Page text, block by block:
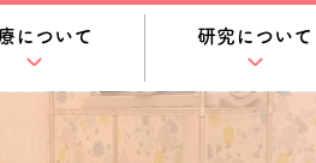
について 研究について